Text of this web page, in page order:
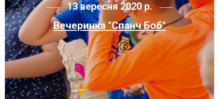
13 вересня 2020 р.
Вечеринка "Спанч Боб"